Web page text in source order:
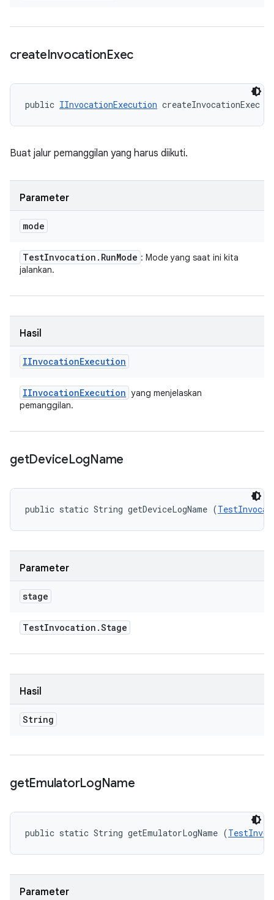
createInvocationExec
public IInvocationExecution createInvocationExec (
Buat jalur pemanggilan yang harus diikuti.
Parameter
mode
TestInvocation . RunMode : Mode yang saat ini kita
jalankan.
Hasil
IInvocationExecution
IInvocationExecution yang menjelaskan
pemanggilan.
getDeviceLogName
public static String getDeviceLogName (
Parameter
stage
TestInvocation .Stage
Hasil
String
getEmulatorLogName
public static String getEmulatorLogName (
Parameter